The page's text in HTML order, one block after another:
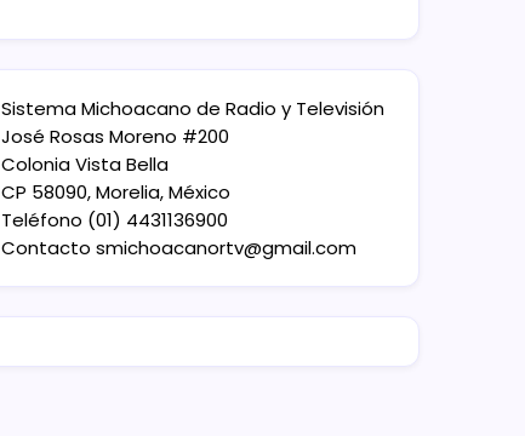
Sistema Michoacano de Radio y Televisión
José Rosas Moreno #200
Colonia Vista Bella
CP 58090, Morelia, México
Teléfono (01) 4431136900
Contacto smichoacanortv@gmail.com